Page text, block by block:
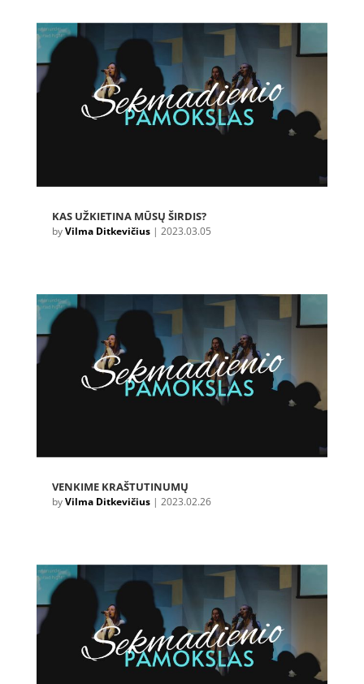
KAS UŽKIETINA MŪSŲ ŠIRDIS?
byVilma Ditkevičius| 2023.03.05
VENKIME KRAŠTUTINUMŲ
byVilma Ditkevičius| 2023.02.26